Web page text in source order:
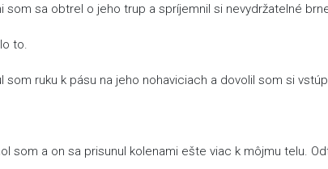
som sa obtrel o jeho trup a spríjemnil si nevydržatelné
to.
som ruku k pásu na jeho nohaviciach a dovolil som si
som a on sa prisunul kolenami ešte viac k môjmu telu.